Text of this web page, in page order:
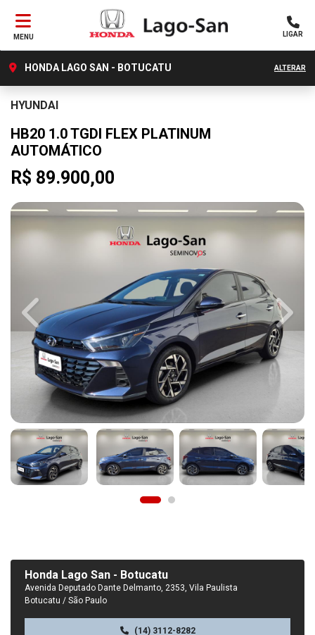
MENU LIGAR
HONDA LAGO SAN - BOTUCATU ALTERAR
HYUNDAI
HB20 1.0 TGDI FLEX PLATINUM
AUTOMÁTICO
R$ 89.900,00
Previous Next
Honda Lago San - Botucatu
Avenida Deputado Dante Delmanto, 2353, Vila Paulista
Botucatu / São Paulo
(14) 3112-8282